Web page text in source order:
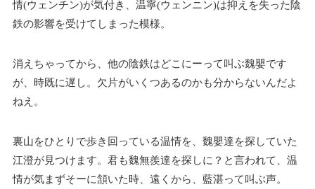
情(ウェンチン)が気付き、温寧(ウェンニン)は抑えを失った陰
鉄の影響を受けてしまった模様。
消えちゃってから、他の陰鉄はどこにーって叫ぶ魏嬰です
が、時既に遅し。欠片がいくつあるのかも分からないんだよ
ねえ。
裏山をひとりで歩き回っている温情を、魏嬰達を探していた
江澄が見つけます。君も魏無羨達を探しに？と言われて、温
情が気まずそーに頷いた時、遠くから、藍湛って叫ぶ声。